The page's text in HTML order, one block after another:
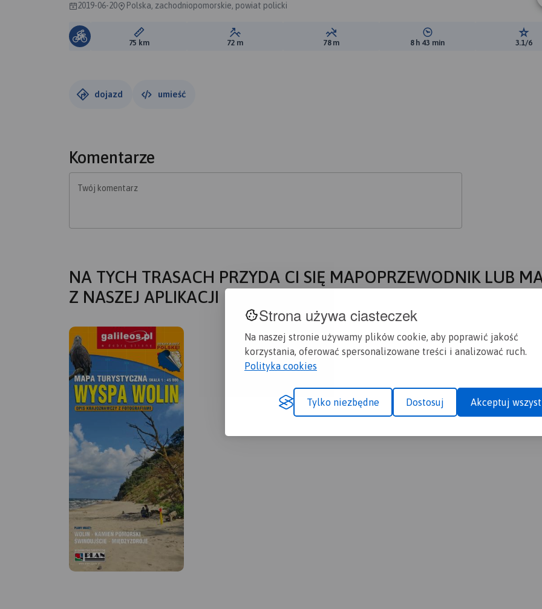
Strona używa ciasteczek
Na naszej stronie używamy plików cookie, aby poprawić jakość
korzystania, oferować spersonalizowane treści i analizować ruch.
Polityka cookies
Tylko niezbędne Dostosuj Akceptuj
2019-06-20 Polska, zachodniopomorskie, powiat policki
Długość trasy:
75 km Suma przewyższeń:
72 m Suma spadków:
78 m Średni czas potrzebny na
8 h 43 min 3.1/6
dojazd umieść
Komentarze
Twój komentarz
NA TYCH TRASACH PRZYDA CI SIĘ MAPOPRZEWODNIK LUB
Z NASZEJ APLIKACJI